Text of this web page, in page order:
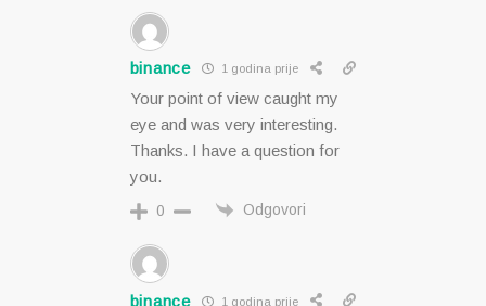
binance 1 godina prije
Your point of view caught my
eye and was very interesting.
Thanks. I have a question for
you.
0 Odgovori
binance 1 godina prije